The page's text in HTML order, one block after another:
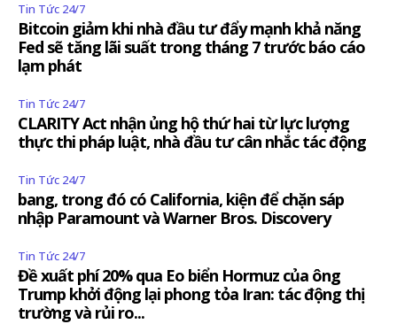
Tin Tức 24/7
Bitcoin giảm khi nhà đầu tư đẩy mạnh khả năng
Fed sẽ tăng lãi suất trong tháng 7 trước báo cáo
lạm phát
Tin Tức 24/7
CLARITY Act nhận ủng hộ thứ hai từ lực lượng
thực thi pháp luật, nhà đầu tư cân nhắc tác động
Tin Tức 24/7
bang, trong đó có California, kiện để chặn sáp
nhập Paramount và Warner Bros. Discovery
Tin Tức 24/7
Đề xuất phí 20% qua Eo biển Hormuz của ông
Trump khởi động lại phong tỏa Iran: tác động thị
trường và rủi ro...